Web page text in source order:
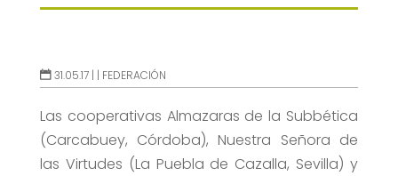
31.05.17 | | FEDERACIÓN
Las cooperativas Almazaras de la Subbética
(Carcabuey, Córdoba), Nuestra Señora de
las Virtudes (La Puebla de Cazalla, Sevilla) y